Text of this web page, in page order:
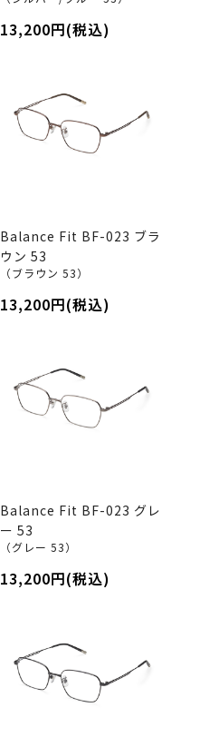
13,200円(税込)
Balance Fit BF-023 ブラ
ウン 53
（ブラウン 53）
13,200円(税込)
Balance Fit BF-023 グレ
ー 53
（グレー 53）
13,200円(税込)